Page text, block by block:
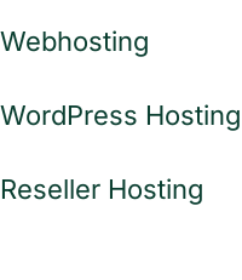
Webhosting
WordPress Hosting
Reseller Hosting